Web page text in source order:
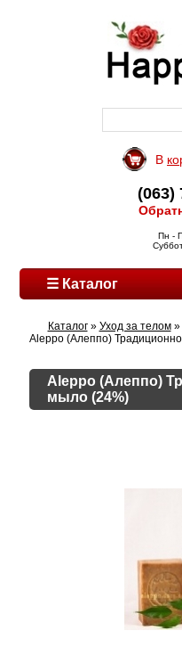
В
(063)
Пн -
☰ Каталог
Каталог» Уход за телом»
Aleppo (Алеппо)
Aleppo (Алеппо)
мыло (24%)